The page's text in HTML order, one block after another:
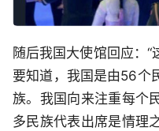
随后我国大使馆回应：“
要知道，我国是由56个
族。我国向来注重每个
多民族代表出席是情理